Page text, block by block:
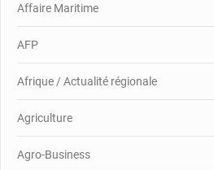
Affaire Maritime
AFP
Afrique / Actualité régionale
Agriculture
Agro-Business